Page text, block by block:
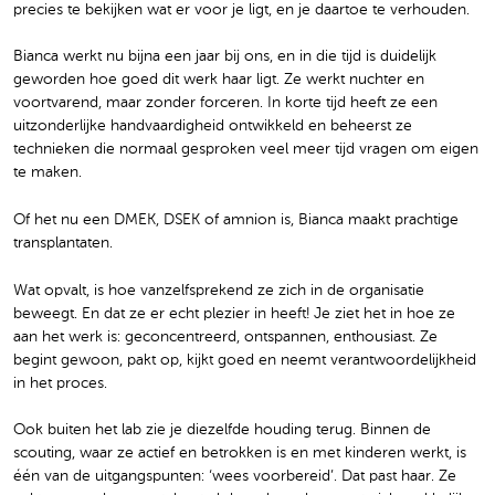
precies te bekijken wat er voor je ligt, en je daartoe te verhouden.
Bianca werkt nu bijna een jaar bij ons, en in die tijd is duidelijk
geworden hoe goed dit werk haar ligt. Ze werkt nuchter en
voortvarend, maar zonder forceren. In korte tijd heeft ze een
uitzonderlijke handvaardigheid ontwikkeld en beheerst ze
technieken die normaal gesproken veel meer tijd vragen om eigen
te maken.
Of het nu een DMEK, DSEK of amnion is, Bianca maakt prachtige
transplantaten.
Wat opvalt, is hoe vanzelfsprekend ze zich in de organisatie
beweegt. En dat ze er echt plezier in heeft! Je ziet het in hoe ze
aan het werk is: geconcentreerd, ontspannen, enthousiast. Ze
begint gewoon, pakt op, kijkt goed en neemt verantwoordelijkheid
in het proces.
Ook buiten het lab zie je diezelfde houding terug. Binnen de
scouting, waar ze actief en betrokken is en met kinderen werkt, is
één van de uitgangspunten: ‘wees voorbereid’. Dat past haar. Ze